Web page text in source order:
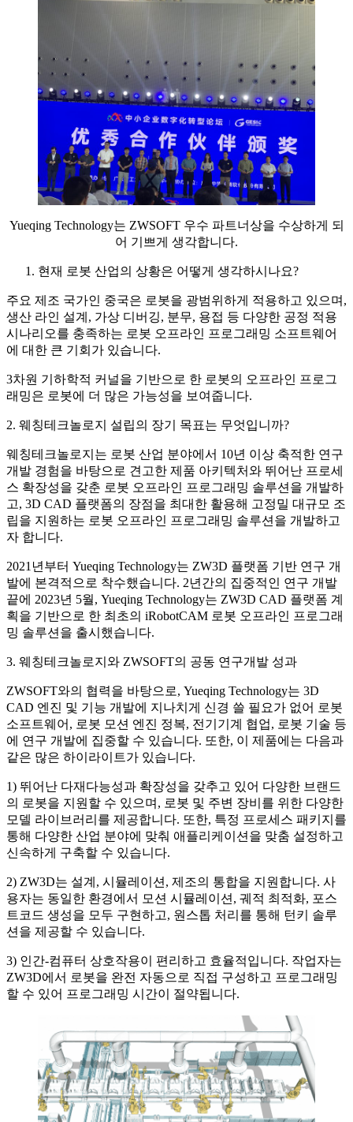
Yueqing Technology는 ZWSOFT 우수 파트너상을 수상하게 되
어 기쁘게 생각합니다.
현재 로봇 산업의 상황은 어떻게 생각하시나요?
주요 제조 국가인 중국은 로봇을 광범위하게 적용하고 있으며,
생산 라인 설계, 가상 디버깅, 분무, 용접 등 다양한 공정 적용
시나리오를 충족하는 로봇 오프라인 프로그래밍 소프트웨어
에 대한 큰 기회가 있습니다.
3차원 기하학적 커널을 기반으로 한 로봇의 오프라인 프로그
래밍은 로봇에 더 많은 가능성을 보여줍니다.
2. 웨칭테크놀로지 설립의 장기 목표는 무엇입니까?
웨칭테크놀로지는 로봇 산업 분야에서 10년 이상 축적한 연구
개발 경험을 바탕으로 견고한 제품 아키텍처와 뛰어난 프로세
스 확장성을 갖춘 로봇 오프라인 프로그래밍 솔루션을 개발하
고, 3D CAD 플랫폼의 장점을 최대한 활용해 고정밀 대규모 조
립을 지원하는 로봇 오프라인 프로그래밍 솔루션을 개발하고
자 합니다.
2021년부터 Yueqing Technology는 ZW3D 플랫폼 기반 연구 개
발에 본격적으로 착수했습니다. 2년간의 집중적인 연구 개발
끝에 2023년 5월, Yueqing Technology는 ZW3D CAD 플랫폼 계
획을 기반으로 한 최초의 iRobotCAM 로봇 오프라인 프로그래
밍 솔루션을 출시했습니다.
3. 웨칭테크놀로지와 ZWSOFT의 공동 연구개발 성과
ZWSOFT와의 협력을 바탕으로, Yueqing Technology는 3D
CAD 엔진 및 기능 개발에 지나치게 신경 쓸 필요가 없어 로봇
소프트웨어, 로봇 모션 엔진 정복, 전기기계 협업, 로봇 기술 등
에 연구 개발에 집중할 수 있습니다. 또한, 이 제품에는 다음과
같은 많은 하이라이트가 있습니다.
1) 뛰어난 다재다능성과 확장성을 갖추고 있어 다양한 브랜드
의 로봇을 지원할 수 있으며, 로봇 및 주변 장비를 위한 다양한
모델 라이브러리를 제공합니다. 또한, 특정 프로세스 패키지를
통해 다양한 산업 분야에 맞춰 애플리케이션을 맞춤 설정하고
신속하게 구축할 수 있습니다.
2) ZW3D는 설계, 시뮬레이션, 제조의 통합을 지원합니다. 사
용자는 동일한 환경에서 모션 시뮬레이션, 궤적 최적화, 포스
트코드 생성을 모두 구현하고, 원스톱 처리를 통해 턴키 솔루
션을 제공할 수 있습니다.
3) 인간-컴퓨터 상호작용이 편리하고 효율적입니다. 작업자는
ZW3D에서 로봇을 완전 자동으로 직접 구성하고 프로그래밍
할 수 있어 프로그래밍 시간이 절약됩니다.